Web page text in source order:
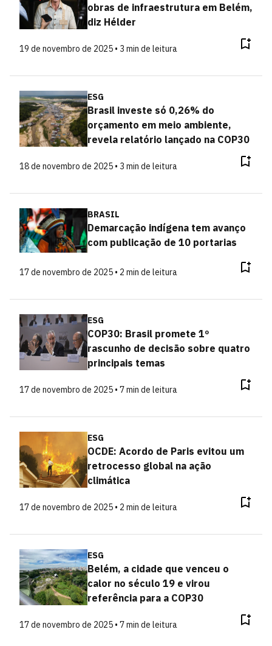
obras de infraestrutura em Belém,
diz Hélder
19 de novembro de 2025 • 3 min de leitura
ESG
Brasil investe só 0,26% do
orçamento em meio ambiente,
revela relatório lançado na COP30
18 de novembro de 2025 • 3 min de leitura
BRASIL
Demarcação indígena tem avanço
com publicação de 10 portarias
17 de novembro de 2025 • 2 min de leitura
ESG
COP30: Brasil promete 1º
rascunho de decisão sobre quatro
principais temas
17 de novembro de 2025 • 7 min de leitura
ESG
OCDE: Acordo de Paris evitou um
retrocesso global na ação
climática
17 de novembro de 2025 • 2 min de leitura
ESG
Belém, a cidade que venceu o
calor no século 19 e virou
referência para a COP30
17 de novembro de 2025 • 7 min de leitura